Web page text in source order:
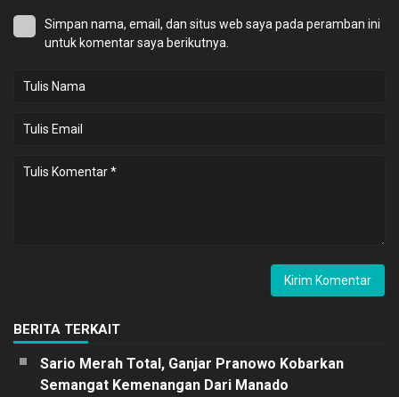
Simpan nama, email, dan situs web saya pada peramban ini
untuk komentar saya berikutnya.
BERITA TERKAIT
Sario Merah Total, Ganjar Pranowo Kobarkan
Semangat Kemenangan Dari Manado